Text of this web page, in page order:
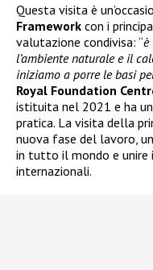
Questa visita è
Framework con i
valutazione condivisa: “è
l’ambiente naturale e il
iniziamo a porre le basi
Royal Foundation
istituita nel 2021 e ha
pratica. La visita della
nuova fase del lavoro,
in tutto il mondo e unire
internazionali.